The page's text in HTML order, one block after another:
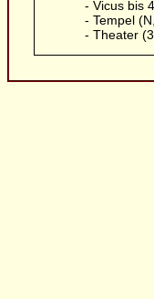
- Vicus bis
- Tempel
- Theater